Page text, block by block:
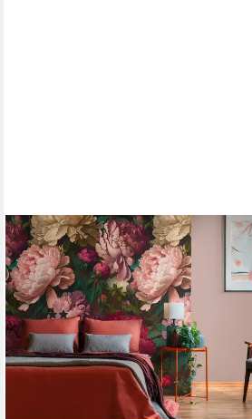
LIVING WALLS
Fototapete THE WALL III Blumen-
Blumen, glatt, matt, (1 St), Vliestapete
Schlafzimmer Küche Wohnzimmer
(1)
ab 24,71 € UVP47,95 €
-48%
lieferbar - in 2-3 Werktagen bei dir